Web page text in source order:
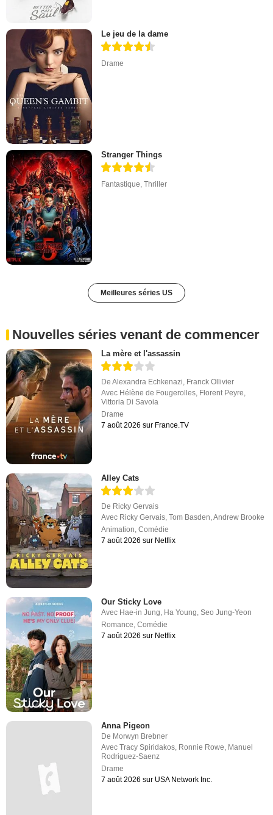
Le jeu de la dame
Drame
Stranger Things
Fantastique,Thriller
Meilleures séries US
Nouvelles séries venant de commencer
La mère et l'assassin
DeAlexandra Echkenazi, Franck Ollivier
Avec Hélène de Fougerolles, Florent Peyre,
Vittoria Di Savoia
Drame
7 août 2026 sur France.TV
Alley Cats
De Ricky Gervais
Avec Ricky Gervais ,Tom Basden ,Andrew Brooke
Animation ,Comédie
7 août 2026 sur Netflix
Our Sticky Love
Avec Hae-in Jung, Ha Young,Seo Jung-Yeon
Romance,Comédie
7 août 2026 sur Netflix
Anna Pigeon
De Morwyn Brebner
AvecTracy Spiridakos, Ronnie Rowe, Manuel
Rodriguez-Saenz
Drame
7 août 2026 sur USA Network Inc.